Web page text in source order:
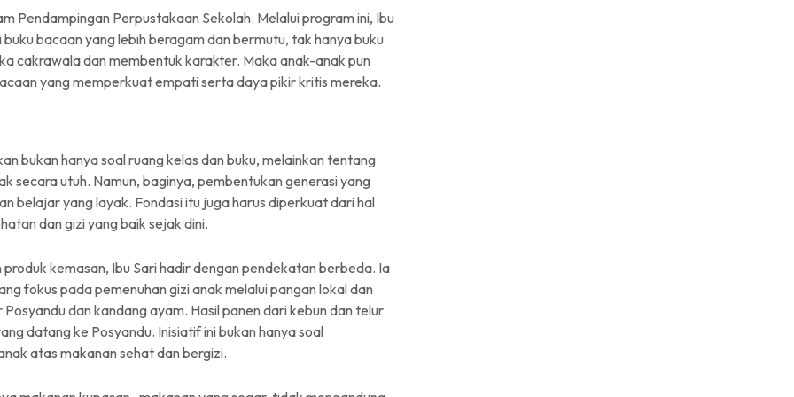
Pendampingan Perpustakaan Sekolah. Melalui program ini, Ibu
bacaan yang lebih beragam dan bermutu, tak hanya buku
cakrawala dan membentuk karakter. Maka anak-anak pun
yang memperkuat empati serta daya pikir kritis mereka.
bukan hanya soal ruang kelas dan buku, melainkan tentang
secara utuh. Namun, baginya, pembentukan generasi yang
belajar yang layak. Fondasi itu juga harus diperkuat dari hal
dan gizi yang baik sejak dini.
kemasan, Ibu Sari hadir dengan pendekatan berbeda. Ia
fokus pada pemenuhan gizi anak melalui pangan lokal dan
dan kandang ayam. Hasil panen dari kebun dan telur
datang ke Posyandu. Inisiatif ini bukan hanya soal
atas makanan sehat dan bergizi.